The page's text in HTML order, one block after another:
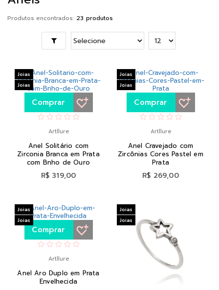
Produtos encontrados: 23
Comprar
Artllure
Anel Solitário com
Zirconia Branca em Prata
com Bnho de Ouro
R$ 319,00
Joias
Joias
Comprar
Artllure
Anel Cravejado com
Zircônias Cores Pastel em
Prata
R$ 269,00
Joias
Joias
Comprar
Artllure
Anel Aro Duplo em Prata
Envelhecida
Joias
Joias
Joias
Joias